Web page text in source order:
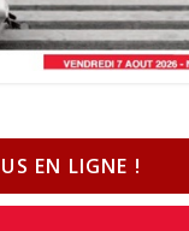
EN LIGNE !